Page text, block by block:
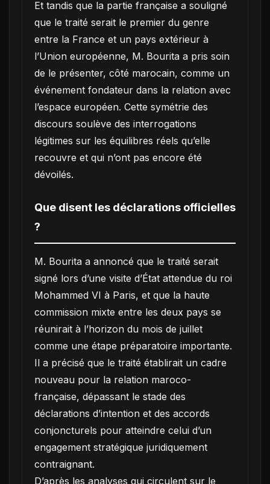
Et tandis que la partie française a souligné
que le traité serait le premier du genre
entre la France et un pays extérieur à
l’Union européenne, M. Bourita a pris soin
de le présenter, côté marocain, comme un
événement fondateur dans la relation avec
l’espace européen. Cette symétrie des
discours soulève des interrogations
légitimes sur les équilibres réels qu’elle
recouvre et qui n’ont pas encore été
dévoilés.
Que disent les déclarations officielles
?
M. Bourita a annoncé que le traité serait
signé lors d’une visite d’État attendue du roi
Mohammed VI à Paris, et que la haute
commission mixte entre les deux pays se
réunirait à l’horizon du mois de juillet
comme une étape préparatoire importante.
Il a précisé que le traité établirait un cadre
nouveau pour la relation maroco-
française, dépassant le stade des
déclarations d’intention et des accords
conjoncturels pour atteindre celui d’un
engagement stratégique juridiquement
contraignant.
D’après les analyses qui circulent sur le